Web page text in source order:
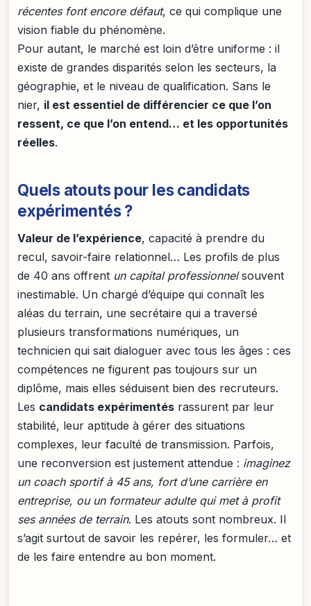
récentes font encore défaut, ce qui complique une
vision fiable du phénomène.
Pour autant, le marché est loin d’être uniforme : il
existe de grandes disparités selon les secteurs, la
géographie, et le niveau de qualification. Sans le
nier, il est essentiel de différencier ce que l’on
ressent, ce que l’on entend… et les opportunités
réelles.
Quels atouts pour les candidats
expérimentés ?
Valeur de l’expérience, capacité à prendre du
recul, savoir-faire relationnel… Les profils de plus
de 40 ans offrent un capital professionnelsouvent
inestimable. Un chargé d’équipe qui connaît les
aléas du terrain, une secrétaire qui a traversé
plusieurs transformations numériques, un
technicien qui sait dialoguer avec tous les âges : ces
compétences ne figurent pas toujours sur un
diplôme, mais elles séduisent bien des recruteurs.
Les candidats expérimentés rassurent par leur
stabilité, leur aptitude à gérer des situations
complexes, leur faculté de transmission. Parfois,
une reconversion est justement attendue : imaginez
un coach sportif à 45 ans, fort d’une carrière en
entreprise, ou un formateur adulte qui met à profit
ses années de terrain. Les atouts sont nombreux. Il
s’agit surtout de savoir les repérer, les formuler… et
de les faire entendre au bon moment.